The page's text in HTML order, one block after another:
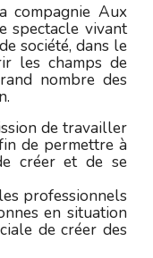
compagnie Aux
spectacle vivant
société, dans le
les champs de
nombre des
de travailler
de permettre à
créer et de se
professionnels
en situation
de créer des